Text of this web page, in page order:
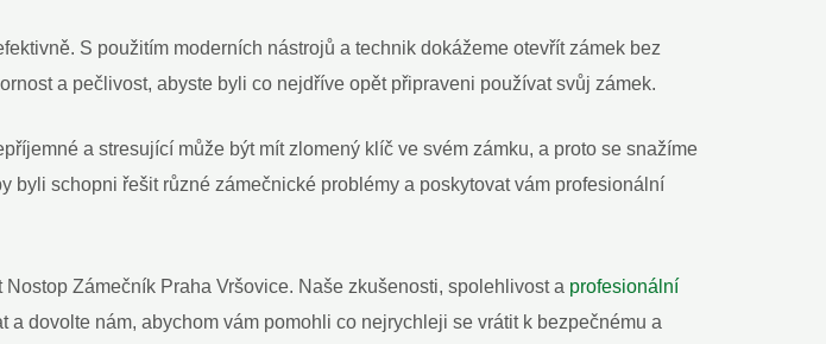
S použitím moderních nástrojů a technik dokážeme otevřít zámek bez
a pečlivost, abyste byli co nejdříve opět připraveni používat svůj zámek.
a stresující může být mít zlomený klíč ve svém zámku, a proto se snažíme
schopni řešit různé zámečnické problémy a poskytovat vám profesionální
Zámečník Praha Vršovice. Naše zkušenosti, spolehlivost a profesionální
a dovolte nám, abychom vám pomohli co nejrychleji se vrátit k bezpečnému a